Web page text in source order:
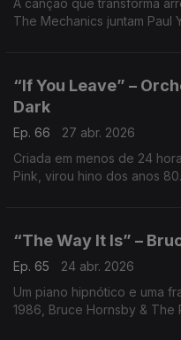
The Mechanics juntam Paul
“If You Leave” –
Dark
Ep. 66
27 abr. 2026
Criada em menos de 24
Pink, virou hino dos anos
“The Way It Is” –
Ep. 65
24 abr. 2026
Um piano hipnótico e uma
1986, Bruce Hornsby & The